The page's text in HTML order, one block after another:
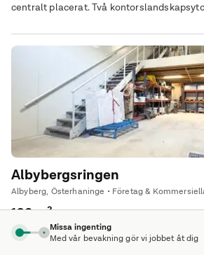
centralt placerat. Två
Albybergsringen
Albyberg, Österhaninge • Företag &
180 m²
Lagerlokal Produktionslokal
Missa ingenting
Med vår bevakning gör vi jobbet åt dig